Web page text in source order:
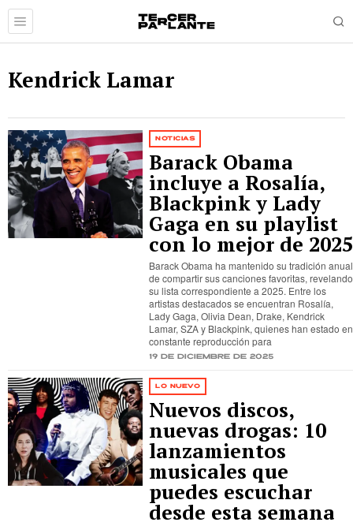
Kendrick Lamar
NOTICIAS
Barack Obama
incluye a Rosalía,
Blackpink y Lady
Gaga en su playlist
con lo mejor de 2025
Barack Obama ha mantenido su tradición anual
de compartir sus canciones favoritas, revelando
su lista correspondiente a 2025. Entre los
artistas destacados se encuentran Rosalía,
Lady Gaga, Olivia Dean, Drake, Kendrick
Lamar, SZA y Blackpink, quienes han estado en
constante reproducción para
19 de diciembre de 2025
LO NUEVO
Nuevos discos,
nuevas drogas: 10
lanzamientos
musicales que
puedes escuchar
desde esta semana